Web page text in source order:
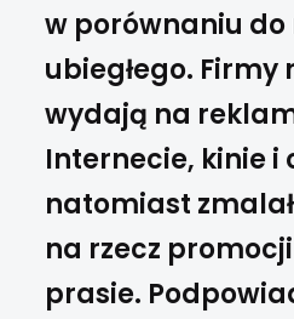
w porównaniu do
ubiegłego. Firmy
wydają na
Internecie, kinie i
natomiast
na rzecz
prasie.